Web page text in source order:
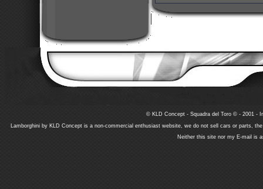
© KLD Concept - Squadra del Toro © - 2001 -
Lamborghini by KLD Concept is a non-commercial enthusiast website, we do not sell cars or parts,
Neither this site nor my E-mail is